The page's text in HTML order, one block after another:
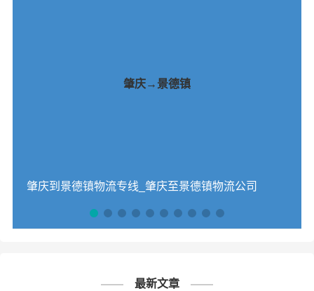
肇庆→景德镇
肇庆到景德镇物流专线_肇庆至景德镇物流公司
最新文章